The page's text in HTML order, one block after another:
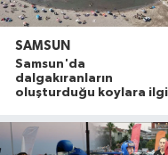
SAMSUN
Samsun'da
dalgakıranların
oluşturduğu koylara ilgi